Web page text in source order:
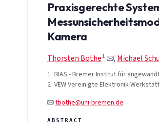
Praxisgerechte
Kamera
Thorsten Bothe 1 , Michael
1 BIAS - Bremer Institut für
2 VEW Vereinigte Elektronik-
tbothe@uni-bremen.de